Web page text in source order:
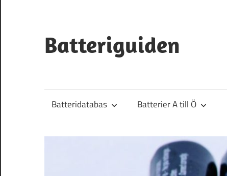
innehåll
Batteriguiden
Batteridatabas Batterier A till Ö